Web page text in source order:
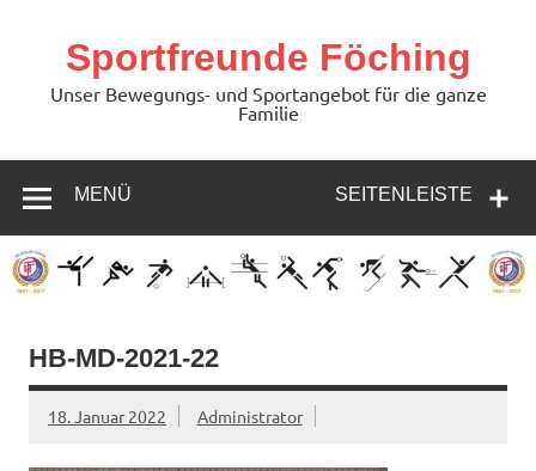
springenSportfreunde Föching
Unser Bewegungs- und Sportangebot für die ganze
Familie
SEITENLEISTE
MENÜ
HB-MD-2021-22
18. Januar 2022 Administrator